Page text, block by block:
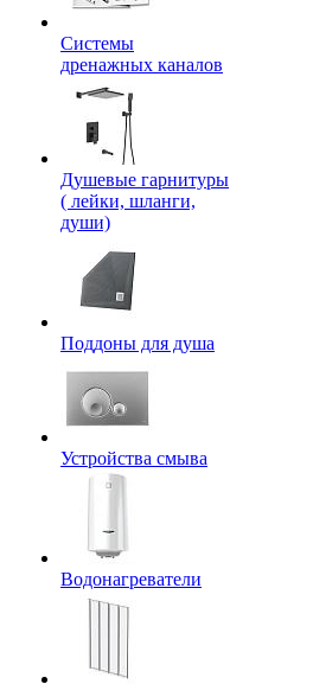
Системы
дренажных каналов
Душевые гарнитуры
( лейки, шланги,
души)
Поддоны для душа
Устройства смыва
Водонагреватели